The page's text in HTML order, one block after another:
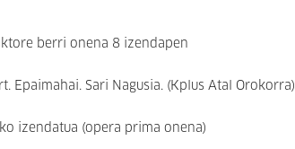
berri onena 8 izendapen
Epaimahai. Sari Nagusia. (Kplus Atal Orokorra)
izendatua (opera prima onena)